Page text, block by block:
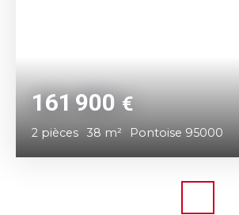
161 900€
2 pièces 38 m² Pontoise 95000